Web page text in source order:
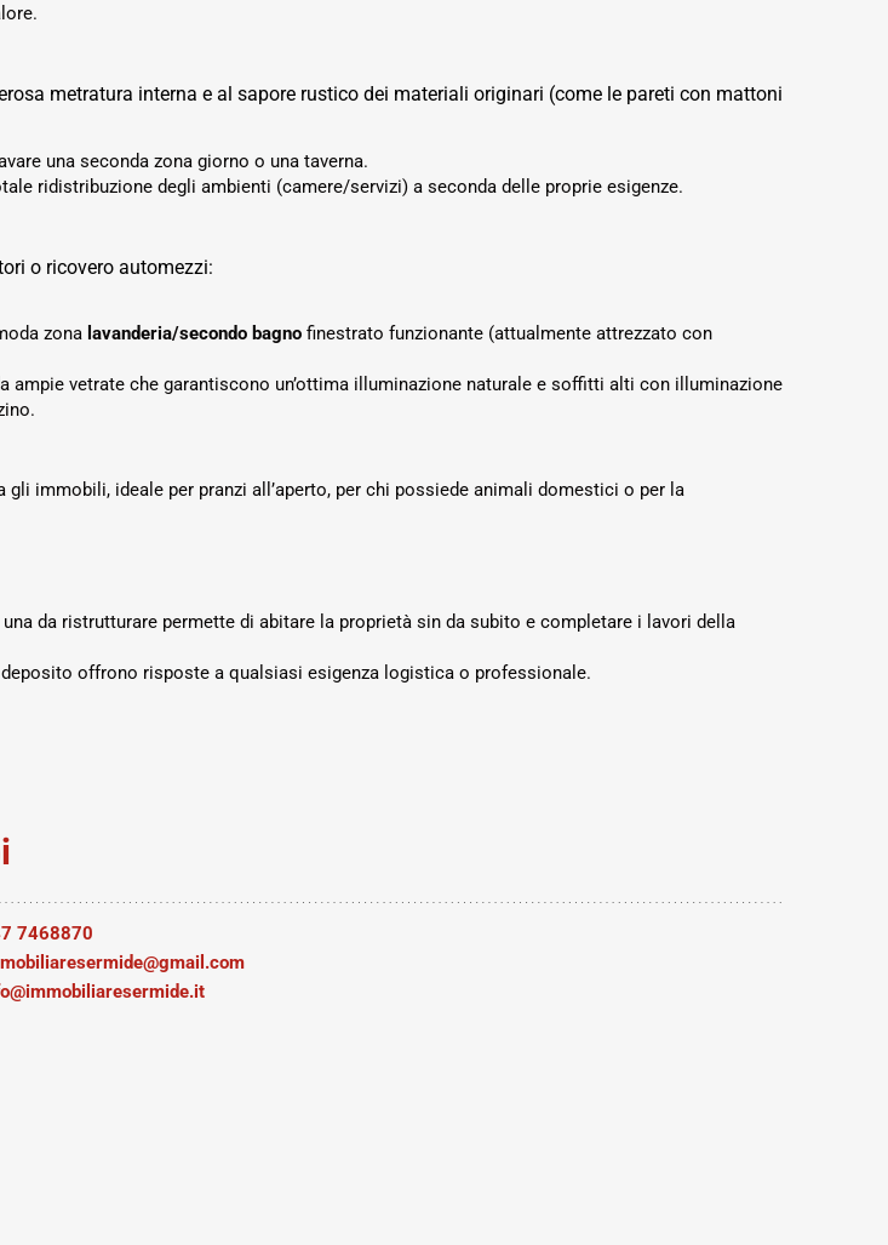
metratura interna e al sapore rustico dei materiali originari (come le pareti con mattoni
una seconda zona giorno o una taverna.
ridistribuzione degli ambienti (camere/servizi) a seconda delle proprie esigenze.
o ricovero automezzi:
zona lavanderia/secondo bagno finestrato funzionante (attualmente attrezzato con
ampie vetrate che garantiscono un’ottima illuminazione naturale e soffitti alti con illuminazione
gli immobili, ideale per pranzi all’aperto, per chi possiede animali domestici o per la
da ristrutturare permette di abitare la proprietà sin da subito e completare i lavori della
offrono risposte a qualsiasi esigenza logistica o professionale.
7468870